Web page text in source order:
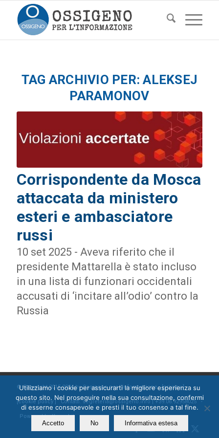
TAG ARCHIVIO PER:ALEKSEJ
PARAMONOV
Corrispondente da Mosca
attaccata da ministero
esteri e ambasciatore
russi
10 set 2025 - Aveva riferito che il
presidente Mattarella è stato incluso
in una lista di funzionari occidentali
accusati di ‘incitare all’odio’ contro la
Russia
© Copyright 2015-2024 by Ossigeno per l'informazione [privacy]
[cookie policy ] Contatti: segreteria@ossigeno.info | +39.06.92958025 -
Powered byKappabit
Utilizziamo i cookie per assicurarti la migliore esperienza su
questo sito. Nel proseguire nella sua consultazione, confermi
di esserne consapevole e presti il tuo consenso a tal fine.
Accetto No Informativa estesa